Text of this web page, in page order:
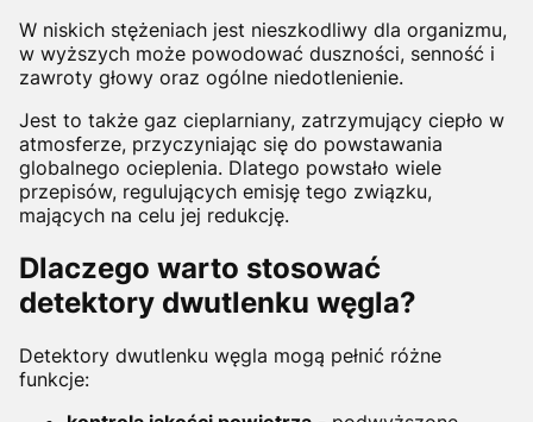
W niskich stężeniach jest nieszkodliwy dla organizmu,
w wyższych może powodować duszności, senność i
zawroty głowy oraz ogólne niedotlenienie.
Jest to także gaz cieplarniany, zatrzymujący ciepło w
atmosferze, przyczyniając się do powstawania
globalnego ocieplenia. Dlatego powstało wiele
przepisów, regulujących emisję tego związku,
mających na celu jej redukcję.
Dlaczego warto stosować
detektory dwutlenku węgla?
Detektory dwutlenku węgla mogą pełnić różne
funkcje: